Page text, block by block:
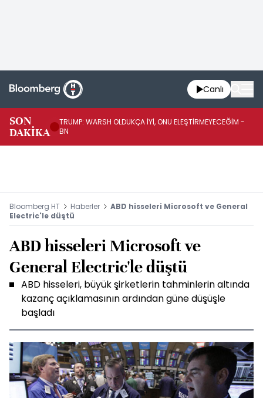
Canlı
SON
DAKİKA
TRUMP: WARSH OLDUKÇA İYİ, ONU ELEŞTİRMEYECEĞİM -
BN
Bloomberg HT Haberler
ABD hisseleri Microsoft ve General
Electric'le düştü
ABD hisseleri Microsoft ve
General Electric'le düştü
ABD hisseleri, büyük şirketlerin tahminlerin altında
kazanç açıklamasının ardından güne düşüşle
başladı